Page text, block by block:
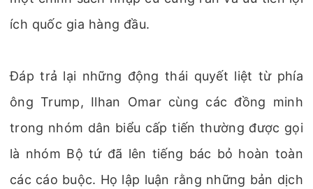
ích quốc gia hàng đầu.
Đáp trả lại những động thái quyết liệt từ phía
ông Trump, Ilhan Omar cùng các đồng minh
trong nhóm dân biểu cấp tiến thường được gọi
là nhóm Bộ tứ đã lên tiếng bác bỏ hoàn toàn
các cáo buộc. Họ lập luận rằng những bản dịch